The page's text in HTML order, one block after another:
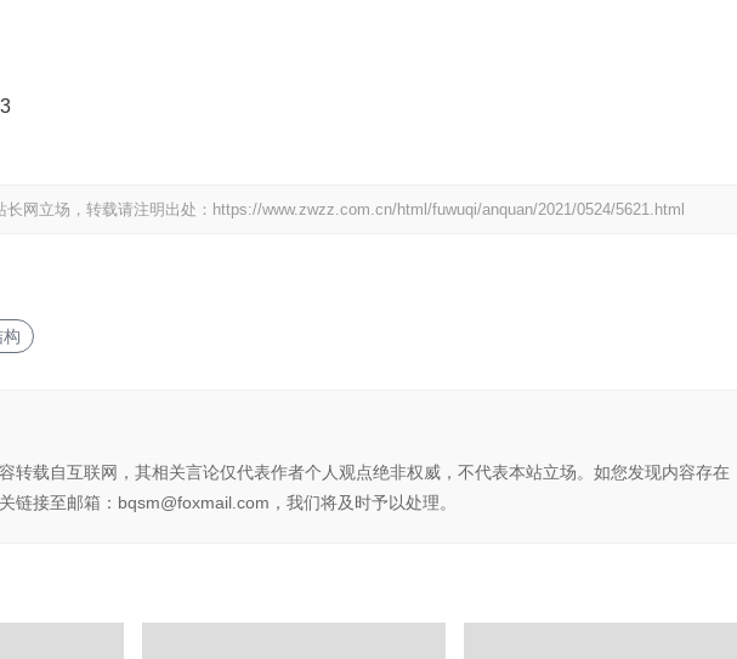
网立场，转载请注明出处： https://www.zwzz.com.cn/html/fuwuqi/anquan/2021/0524/5621.html
容转载自互联网，其相关言论仅代表作者个人观点绝非权威，不代表本站立场。如您发现内容存在
链接至邮箱：bqsm@foxmail.com，我们将及时予以处理。